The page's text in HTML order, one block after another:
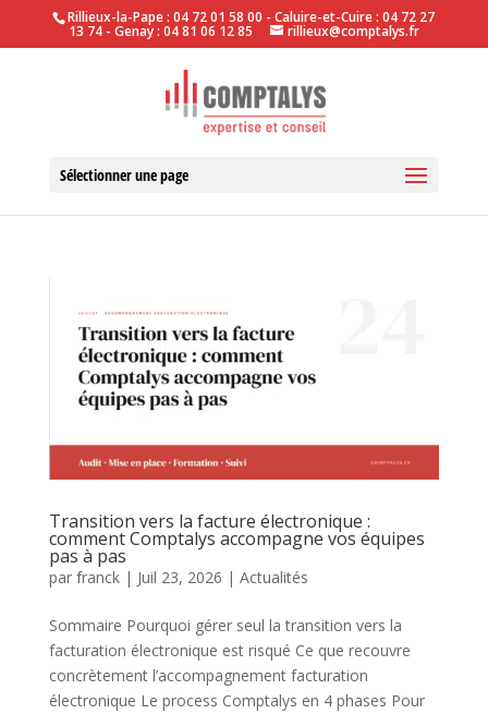
Rillieux-la-Pape : 04 72 01 58 00 - Caluire-et-Cuire : 04 72 27
13 74 - Genay : 04 81 06 12 85 rillieux@comptalys.fr
Sélectionner une page
Transition vers la facture électronique :
comment Comptalys accompagne vos équipes
pas à pas
par franck| Juil 23, 2026 | Actualités
Sommaire Pourquoi gérer seul la transition vers la
facturation électronique est risqué Ce que recouvre
concrètement l’accompagnement facturation
électronique Le process Comptalys en 4 phases Pour